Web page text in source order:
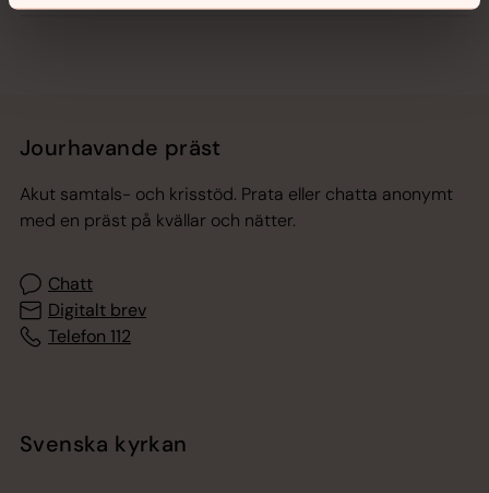
Jourhavande präst
Akut samtals- och krisstöd. Prata eller chatta anonymt
med en präst på kvällar och nätter.
Chatt
Digitalt brev
Telefon 112
Svenska kyrkan